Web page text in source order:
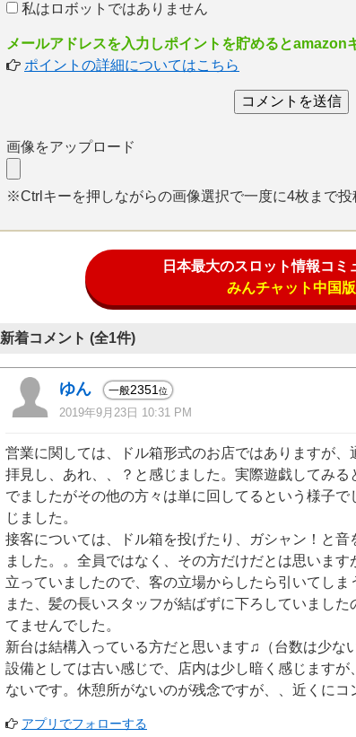
私はロボットではありません
メールアドレスを入力しポイントを貯めるとamazon
ポイントの詳細についてはこちら
画像をアップロード
※Ctrlキーを押しながらの画像選択で一度に4枚まで投
日本最大のスロット情報コミ
みんチャット中国版
新着コメント (全1件)
ゆん 一般2351位
2019年9月23日 10:31 PM
営業に関しては、ドル箱形式のお店ではありますが
拝見し、あれ、、？と感じました。実際遊戯してみ
でましたがその他の方々は単に回してるという様子
じました。
接客については、ドル箱を投げたり、ガシャン！と
ました。。全員ではなく、その方だけだとは思いま
立っていましたので、客の立場からしたら引いてしま
また、髪の長いスタッフが結ばずに下ろしていまし
てませんでした。
新台は結構入っている方だと思います♫（台数は少な
設備としては古い感じで、店内は少し暗く感じます
ないです。休憩所がないのが残念ですが、、近くにコ
アプリでフォローする